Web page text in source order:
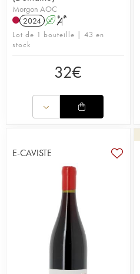
Morgon AOC
2024 A S
Lot de 1 bouteille | 43 en
stock
32€
E-CAVISTE